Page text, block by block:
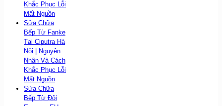
Khắc Phục Lỗi
Mất Nguồn
Sửa Chữa
Bếp Từ Fanke
Tại Ciputra Hà
Nội | Nguyên
Nhân Và Cách
Khắc Phục Lỗi
Mất Nguồn
Sửa Chữa
Bếp Từ Đôi